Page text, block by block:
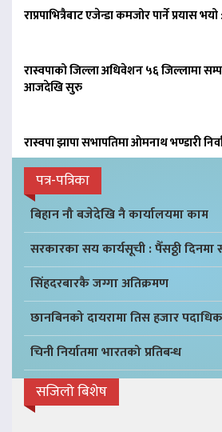
राप्रपाभित्रैबाट एजेन्डा कमजोर पार्ने प्रयास
रास्वपाको जिल्ला अधिवेशन ५६ जिल्लामा
आजदेखि सुरु
रास्वपा झापा सभापतिमा ओमनाथ भण्डारी
पत्र-पत्रिका
बिहान नौ बजेदेखि नै कार्यालयमा काम
सरकारका सय कार्यसूची : पैँसठ्ठी दिनमा
सिंहदरबारकै जग्गा अतिक्रमण
छानबिनको दायरामा तिस हजार
चिनी निर्यातमा भारतको प्रतिबन्ध
सजिलो बिशेष